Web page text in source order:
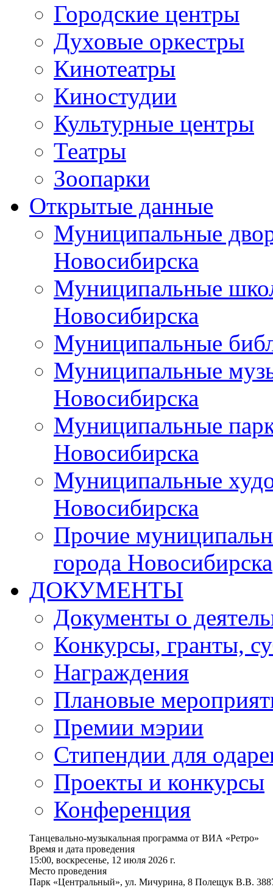
Городские центры
Духовые оркестры
Кинотеатры
Киностудии
Культурные центры
Театры
Зоопарки
Открытые данные
Муниципальные
Новосибирска
Муниципальные
Новосибирска
Муниципальные
Муниципальные
Новосибирска
Муниципальные
Новосибирска
Муниципальные
Новосибирска
Прочие
города Новосибирска
ДОКУМЕНТЫ
Документы о
Конкурсы, гранты,
Награждения
Плановые
Премии мэрии
Стипендии для
Проекты и конкурсы
Конференция
Танцевально-музыкальная программа от ВИА «Ретро»
Время и дата проведения
15:00, воскресенье, 12 июля 2026 г.
Место проведения
Парк «Центральный», ул. Мичурина, 8 Полещук В.В.